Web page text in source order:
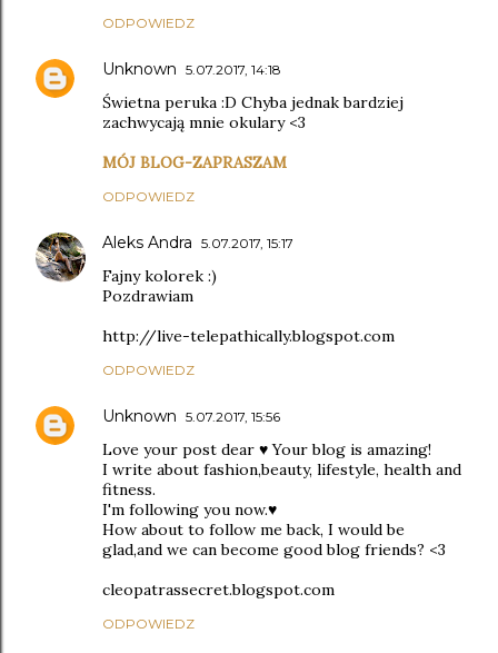
ODPOWIEDZ
Unknown 5.07.2017, 14:18
Świetna peruka :D Chyba jednak bardziej
zachwycają mnie okulary <3
MÓJ BLOG-ZAPRASZAM
ODPOWIEDZ
Aleks Andra 5.07.2017, 15:17
Fajny kolorek :)
Pozdrawiam
http://live-telepathically.blogspot.com
ODPOWIEDZ
Unknown 5.07.2017, 15:56
Love your post dear ♥ Your blog is amazing!
I write about fashion,beauty, lifestyle, health and
fitness.
I'm following you now.♥
How about to follow me back, I would be
glad,and we can become good blog friends? <3
cleopatrassecret.blogspot.com
ODPOWIEDZ